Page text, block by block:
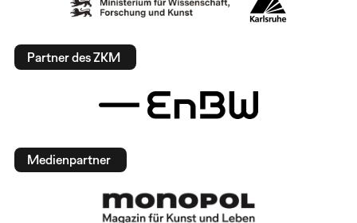
Partner des ZKM
Medienpartner